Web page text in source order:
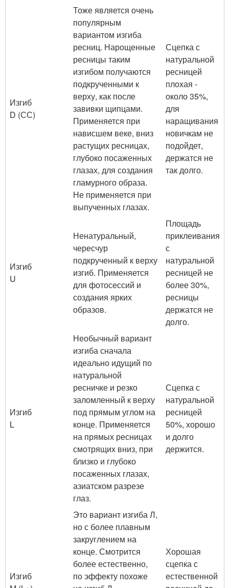
Изгиб
D (СС)
Тоже является очень
популярным
вариантом изгиба
ресниц. Нарощенные
ресницы таким
изгибом получаются
подкрученными к
верху, как после
завивки щипцами.
Применяется при
нависшем веке, вниз
растущих ресницах,
глубоко посаженных
глазах, для создания
гламурного образа.
Не применяется при
выпученных глазах.
Сцепка с
натуральной
ресницей
плохая -
около 35%,
для
наращивания
новичкам не
подойдет,
держатся не
так долго.
Изгиб
U
Ненатуральный,
чересчур
подкрученный к верху
изгиб. Применяется
для фотосессий и
создания ярких
образов.
Площадь
приклеивания
с
натуральной
ресницей не
более 30%,
ресницы
держатся не
долго.
Изгиб
L
Необычный вариант
изгиба сначала
идеально идущий по
натуральной
ресничке и резко
заломленный к верху
под прямым углом на
конце. Применяется
на прямых ресницах
смотрящих вниз, при
близко и глубоко
посаженных глазах,
азиатском разрезе
глаз.
Сцепка с
натуральной
ресницей
50%, хорошо
и долго
держится.
Изгиб
Это вариант изгиба Л,
но с более плавным
закруглением на
конце. Смотрится
более естественно,
по эффекту похоже
Хорошая
сцепка с
естественной